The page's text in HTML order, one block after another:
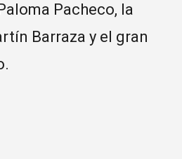
Pacheco, la
Barraza y el gran